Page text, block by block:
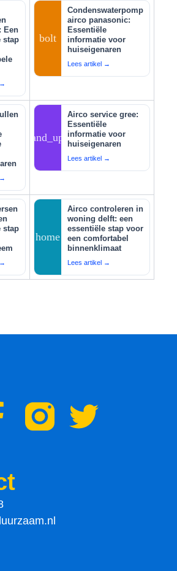
Een
stap
bolt
Condenswaterpomp
airco panasonic:
Essentiële
informatie voor
huiseigenaren
Lees artikel →
tips_and_updates
Airco service gree:
Essentiële
informatie voor
huiseigenaren
Lees artikel →
stap
home
Airco controleren in
woning delft: een
essentiële stap voor
een comfortabel
binnenklimaat
Lees artikel →
T